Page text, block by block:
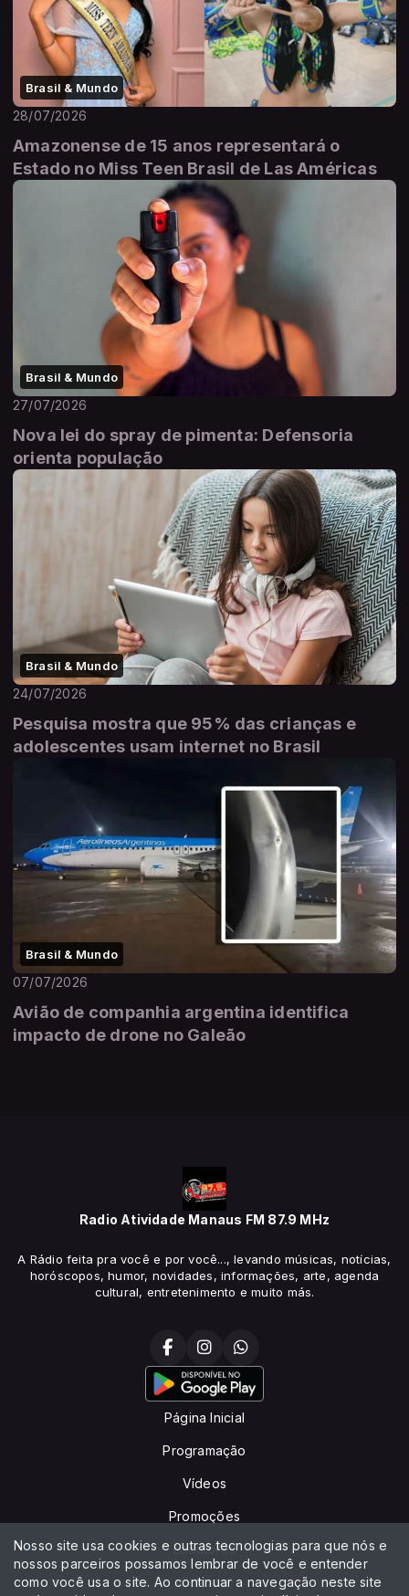
Brasil & Mundo
28/07/2026
Amazonense de 15 anos representará o
Estado no Miss Teen Brasil de Las Américas
Brasil & Mundo
27/07/2026
Nova lei do spray de pimenta: Defensoria
orienta população
Brasil & Mundo
24/07/2026
Pesquisa mostra que 95% das crianças e
adolescentes usam internet no Brasil
Brasil & Mundo
07/07/2026
Avião de companhia argentina identifica
impacto de drone no Galeão
Radio Atividade Manaus FM 87.9 MHz
A Rádio feita pra você e por você..., levando músicas, notícias,
horóscopos, humor, novidades, informações, arte, agenda
cultural, entretenimento e muito más.
Página Inicial
Programação
Vídeos
Promoções
Locutores
Contato
Nosso site usa cookies e outras tecnologias para que nós e
nossos parceiros possamos lembrar de você e entender
como você usa o site. Ao continuar a navegação neste site